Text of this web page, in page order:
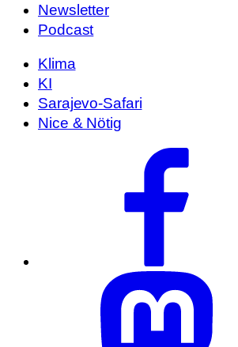
Newsletter
Podcast
Klima
KI
Sarajevo-Safari
Nice & Nötig